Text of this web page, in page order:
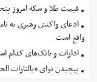
قیمت طلا و سکه امروز پنجشنبه 15 مرداد
ادعای واکنش رهبری به
واقع است
ادارات و بانک‌های کدام استان‌ها فردا 14
پیچیدن نوای «یالثارات